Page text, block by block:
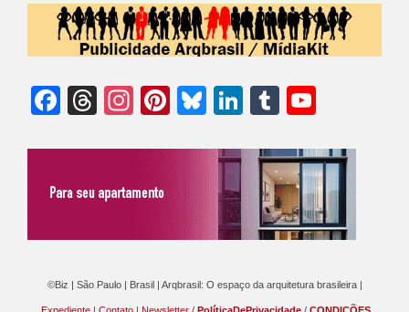
Facebook
Threads
Instagram
Pinterest
Bluesky
LinkedIn
Tumblr
©Biz | São Paulo | Brasil | Arqbrasil: O espaço da arquitetura brasileira |